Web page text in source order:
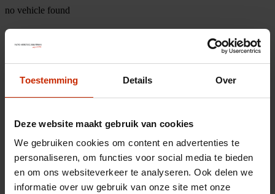
Toestemming Details Over
Deze website maakt gebruik van cookies
We gebruiken cookies om content en advertenties te
personaliseren, om functies voor social media te bieden
en om ons websiteverkeer te analyseren. Ook delen we
informatie over uw gebruik van onze site met onze
no vehicle found